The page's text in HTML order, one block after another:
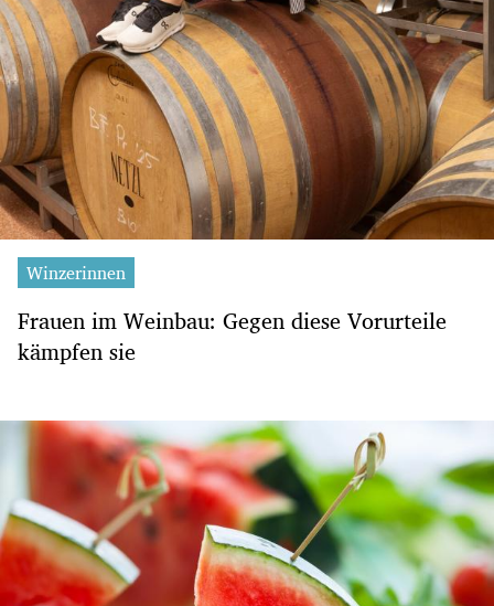
Winzerinnen
Frauen im Weinbau: Gegen diese Vorurteile
kämpfen sie